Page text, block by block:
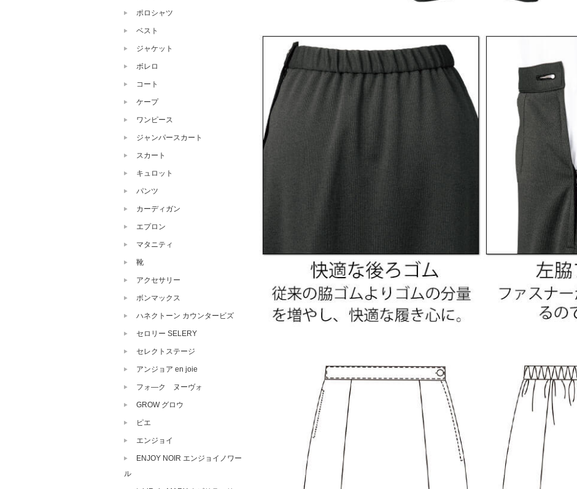
ポロシャツ
ベスト
ジャケット
ボレロ
コート
ケープ
ワンピース
ジャンパースカート
スカート
キュロット
パンツ
カーディガン
エプロン
マタニティ
靴
アクセサリー
ボンマックス
ハネクトーン カウンタービズ
セロリー SELERY
セレクトステージ
アンジョア en joie
フォ―ク ヌーヴォ
GROW グロウ
ピエ
エンジョイ
ENJOY NOIR エンジョイノワー
ル